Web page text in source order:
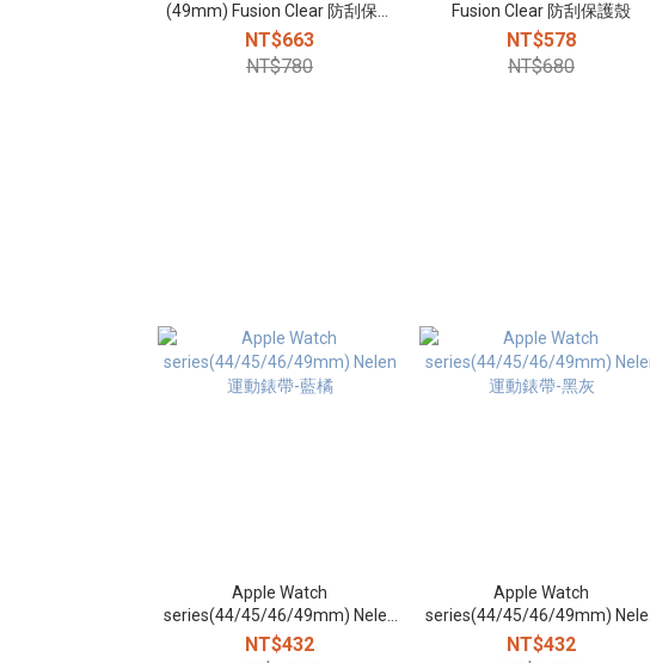
(49mm) Fusion Clear 防刮保護
殼
NT$663
NT$780
Fusion Clear 防刮保護殼
NT$578
NT$680
Apple Watch
series(44/45/46/49mm) Nelen
運動錶帶-藍橘
NT$432
Apple Watch
series(44/45/46/49mm) Nelen
運動錶帶-黑灰
NT$432